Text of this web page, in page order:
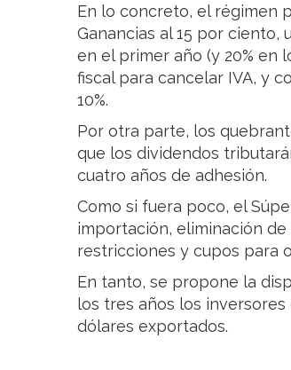
En lo concreto, el régimen
Ganancias al 15 por ciento,
en el primer año (y 20% en
fiscal para cancelar IVA, y
10%.
Por otra parte, los
que los dividendos
cuatro años de adhesión.
Como si fuera poco, el
importación, eliminación
restricciones y cupos para
En tanto, se propone la
los tres años los
dólares exportados.